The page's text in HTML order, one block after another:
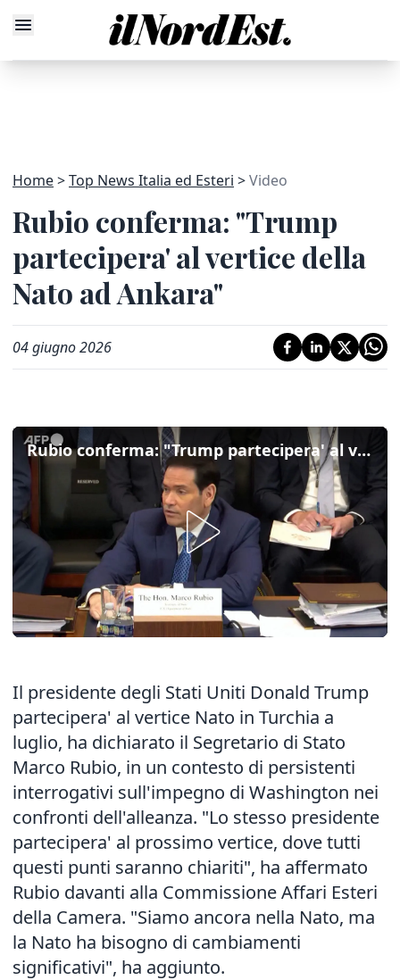
Home Top News Italia ed Esteri Video
Rubio conferma: "Trump
partecipera' al vertice della
Nato ad Ankara"
04 giugno 2026
Rubio conferma: "Trump partecipera' al vertice della Nato ad Ankara"
Il presidente degli Stati Uniti Donald Trump
partecipera' al vertice Nato in Turchia a
luglio, ha dichiarato il Segretario di Stato
Marco Rubio, in un contesto di persistenti
interrogativi sull'impegno di Washington nei
confronti dell'alleanza. "Lo stesso presidente
partecipera' al prossimo vertice, dove tutti
questi punti saranno chiariti", ha affermato
Rubio davanti alla Commissione Affari Esteri
della Camera. "Siamo ancora nella Nato, ma
la Nato ha bisogno di cambiamenti
significativi", ha aggiunto.